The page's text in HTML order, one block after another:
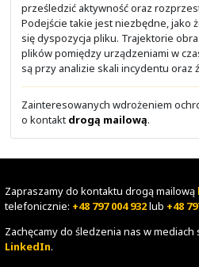
- Dyrektywa NIS2
- Chmura prywatna
Ochrona przed Malware
Szukasz rozwiązania do
oprogramowanie?